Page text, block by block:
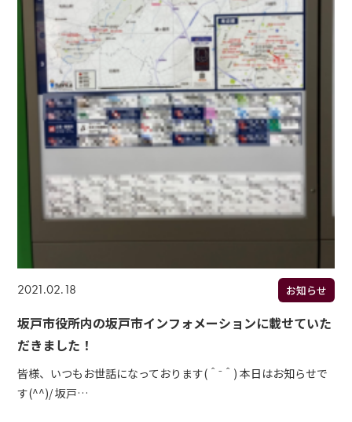
2021.02.18 お知らせ
坂戸市役所内の坂戸市インフォメーションに載せていた
だきました！
皆様、いつもお世話になっております(＾⁻＾) 本日はお知らせで
す(^^)/ 坂戸…